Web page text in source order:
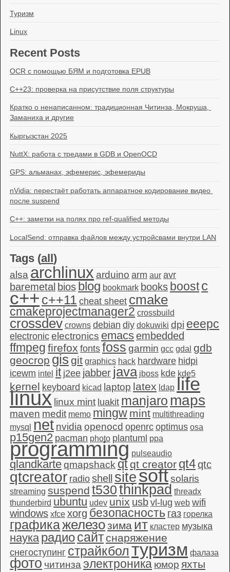
Туризм
Linux
Recent Posts
OCR с помощью БЯМ и подготовка EPUB
C++23: проверка на присутствие поля структуры
Кратко о ненаписанном: традиционная Читинза, Мокруша,
Заманиха и другие
Кыргызстан 2025
NuttX: работа с тредами в GDB и OpenOCD
GPS: альманах, эфемерис, эфемериды
nVidia: перестаёт работать аппаратное кодирование видео
после suspend
C++: заметки на полях про ref-qualified методы
LocalSend: отправка файлов между устройсвами внутри LAN
Tags (all )
alsa archlinux arduino arm aur avr
baremetal bios blog bookmark books boost c
c++c++11 cheat sheet cmake
cmakeprojectmanager2 crossbuild
crossdev crowns debian diy dokuwiki dpi eeepc
electronic electronics emacsembedded
ffmpeg firefox fonts foss garmin gcc gdal gdb
geocrop gis git graphics hack hardware hidpi
icewm intel it j2ee jabber java jboss kde kde5
kernel keyboard kicad laptop latex ldap life
linux linux mint luakit manjaro maps
maven medit memo mingw mint multithreading
mysql
net nvidia openocd openrc optimus osa
p15gen2 pacman photo plantuml ppa
programming pulseaudio
qlandkarteqmapshack qt qt creator qt4qtc
qtcreator radio shell sitesoftsolaris
streaming suspend t530thinkpad threadx
thunderbird ubuntu udev unix usb vl-lug web wifi
windows xfce xorg безопасность газ горелка
графикажелезозима ит кластер музыка
наука радиосайт снаряжение
снегоступинг страйкбол туризм фалаза
фото читинза электроника юмор яхты